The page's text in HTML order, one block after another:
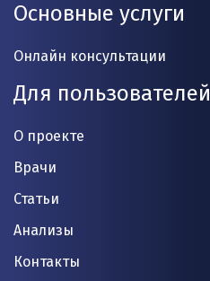
Основные услуги
Онлайн консультации
Для пользователей
О проекте
Врачи
Статьи
Анализы
Контакты